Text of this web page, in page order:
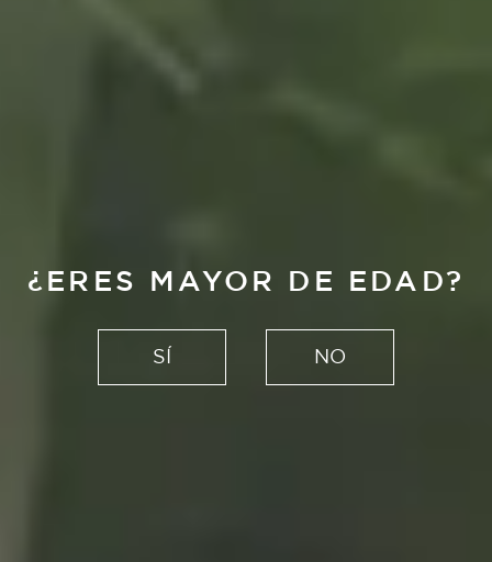
¿ERES MAYOR DE EDAD?
SÍ NO